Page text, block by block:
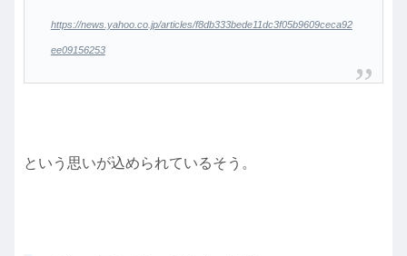
https://news.yahoo.co.jp/articles/f8db333bede11dc3f05b9609ceca92
ee09156253
という思いが込められているそう。